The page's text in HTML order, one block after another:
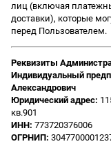
лиц (включая
доставки), которые
перед Пользователем.
Реквизиты
Индивидуальный
Александрович
Юридический адрес:
кв.901
ИНН: 773720376006
ОГРНИП: